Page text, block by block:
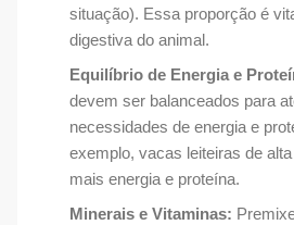
situação). Essa proporção é
digestiva do animal.
Equilíbrio de Energia e
devem ser balanceados para
necessidades de energia e
exemplo, vacas leiteiras de
mais energia e proteína.
Minerais e Vitaminas: